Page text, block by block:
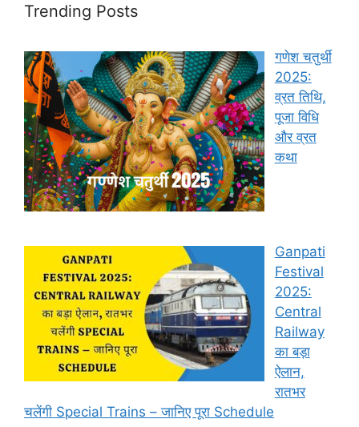
Trending Posts
गणेश चतुर्थी
2025:
व्रत तिथि,
पूजा विधि
और व्रत
कथा
Ganpati
Festival
2025:
Central
Railway
का बड़ा
ऐलान,
रातभर
चलेंगी Special Trains – जानिए पूरा Schedule